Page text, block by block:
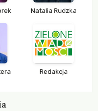
Natalia Rudzka
Redakcja